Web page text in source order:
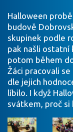
Halloween
budově
skupinek podle
pak našli ostatní
potom během
Žáci pracovali
dle jejich
líbilo. I když
svátkem, proč si